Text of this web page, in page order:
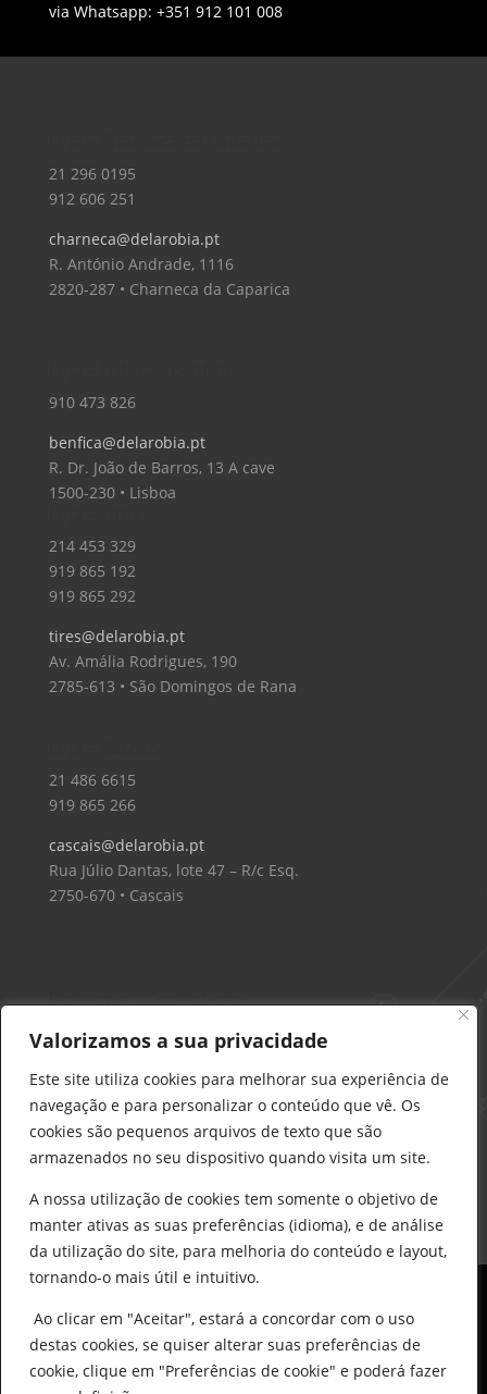
Valorizamos a sua privacidade
Este site utiliza cookies para melhorar sua experiência de
navegação e para personalizar o conteúdo que vê. Os
cookies são pequenos arquivos de texto que são
armazenados no seu dispositivo quando visita um site.
A nossa utilização de cookies tem somente o objetivo de
manter ativas as suas preferências (idioma), e de análise
da utilização do site, para melhoria do conteúdo e layout,
tornando-o mais útil e intuitivo.
Ao clicar em "Aceitar", estará a concordar com o uso
destas cookies, se quiser alterar suas preferências de
cookie, clique em "Preferências de cookie" e poderá fazer
via Whatsapp: +351 912 101 008
21 296 0195
912 606 251
charneca@delarobia.pt
R. António Andrade, 1116
2820-287 • Charneca da Caparica
910 473 826
benfica@delarobia.pt
R. Dr. João de Barros, 13 A cave
1500-230 • Lisboa
214 453 329
919 865 192
919 865 292
tires@delarobia.pt
Av. Amália Rodrigues, 190
2785-613 • São Domingos de Rana
21 486 6615
919 865 266
cascais@delarobia.pt
Rua Júlio Dantas, lote 47 – R/c Esq.
2750-670 • Cascais
Delarobia – Construção
912 441 514
construcao@delarobia.pt
R. António Andrade, 1171
2820-287 • Charneca de Caparica
PESQUISAR